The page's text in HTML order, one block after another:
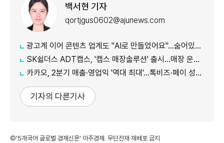
백서현 기자
qortjgus0602@ajunews.com
광고계 이어 콘텐츠 업계도 "AI로 만들었어요"…숨어있던 AI, 이제 앞으로
SK쉴더스 ADT캡스, '캡스 매장솔루션' 출시…매장 운영·보안 한 번에 관리
카카오, 2분기 매출·영업익 '역대 최대'…톡비즈·페이 성장 견인
기자의 다른기사
©'5개국어 글로벌 경제신문' 아주경제. 무단전재·재배포 금지